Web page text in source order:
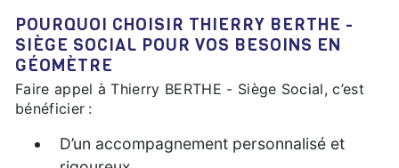
POURQUOI CHOISIR THIERRY BERTHE -
SIÈGE SOCIAL POUR VOS BESOINS EN
GÉOMÈTRE
Faire appel à Thierry BERTHE - Siège Social, c’est
bénéficier :
D’un accompagnement personnalisé et